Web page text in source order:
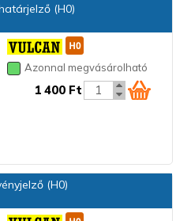
(H0)
Azonnal megvásárolható
1 400 Ft
(H0)